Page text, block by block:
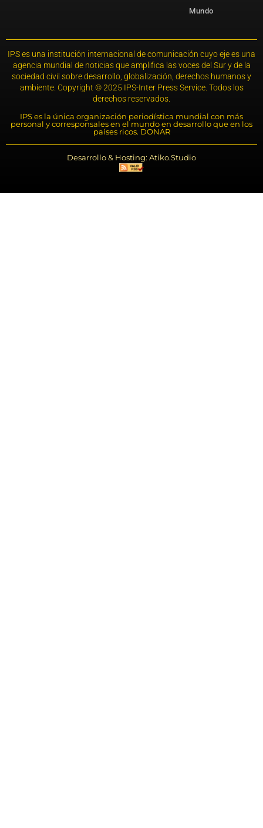
Mundo
IPS es una institución internacional de comunicación cuyo eje es una
agencia mundial de noticias que amplifica las voces del Sur y de la
sociedad civil sobre desarrollo, globalización, derechos humanos y
ambiente. Copyright © 2025 IPS-Inter Press Service. Todos los
derechos reservados.
IPS es la única organización periodística mundial con más
personal y corresponsales en el mundo en desarrollo que en los
países ricos. DONAR
Desarrollo & Hosting: Atiko.Studio